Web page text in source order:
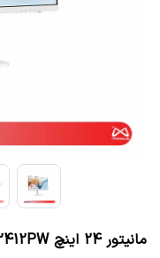
مانیتور 24 اینچ MSI Modern MD2412PW